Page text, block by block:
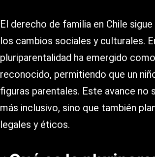
El derecho de familia en Chile
los cambios sociales y culturales.
pluriparentalidad ha emergido
reconocido, permitiendo que un
figuras parentales. Este avance
más inclusivo, sino que también
legales y éticos.